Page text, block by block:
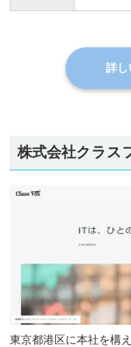
詳し
株式会社クラス
東京都港区に本社を構